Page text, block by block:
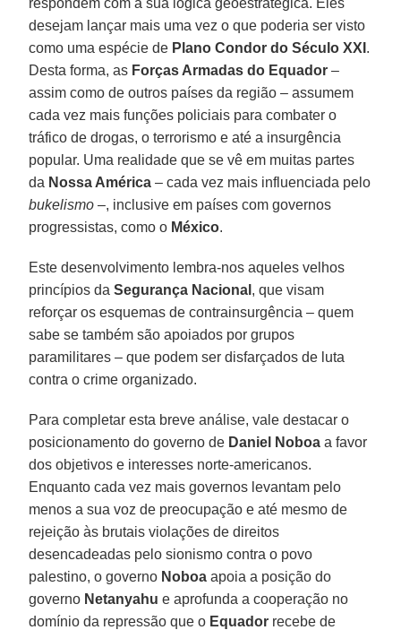
desejam lançar mais uma vez o que poderia ser visto
como uma espécie de Plano Condor do Século XXI .
Desta forma, as Forças Armadas do Equador –
assim como de outros países da região – assumem
cada vez mais funções policiais para combater o
tráfico de drogas, o terrorismo e até a insurgência
popular. Uma realidade que se vê em muitas partes
da Nossa América – cada vez mais influenciada pelo
bukelismo –, inclusive em países com governos
progressistas, como o México.
Este desenvolvimento lembra-nos aqueles velhos
princípios daSegurança Nacional , que visam
reforçar os esquemas de contrainsurgência – quem
sabe se também são apoiados por grupos
paramilitares – que podem ser disfarçados de luta
contra o crime organizado.
Para completar esta breve análise, vale destacar o
posicionamento do governo de Daniel Noboa a favor
dos objetivos e interesses norte-americanos.
Enquanto cada vez mais governos levantam pelo
menos a sua voz de preocupação e até mesmo de
rejeição às brutais violações de direitos
desencadeadas pelo sionismo contra o povo
palestino, o governo Noboa apoia a posição do
governo Netanyahu e aprofunda a cooperação no
domínio da repressão que o Equador recebe de